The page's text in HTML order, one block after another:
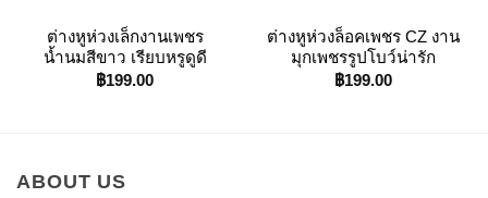
ต่างหูห่วงเล็กงานเพชร
น้ำนมสีขาว เรียบหรูดูดี
฿199.00
ต่างหูห่วงล็อคเพชร CZ งาน
มุกเพชรรูปโบว์น่ารัก
฿199.00
ABOUT US